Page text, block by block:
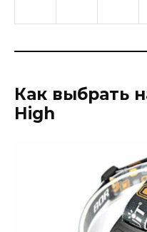
Как выбрать
High